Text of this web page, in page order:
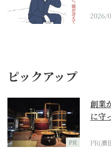
2026/
ピックアップ
PR
創業
に守
PR(濵